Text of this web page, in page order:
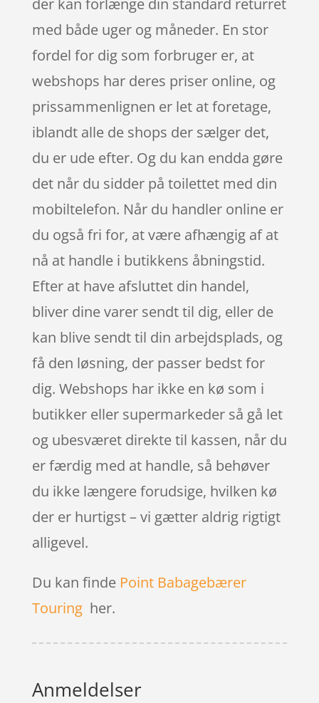
med både uger og måneder. En stor
fordel for dig som forbruger er, at
webshops har deres priser online, og
prissammenlignen er let at foretage,
iblandt alle de shops der sælger det,
du er ude efter. Og du kan endda gøre
det når du sidder på toilettet med din
mobiltelefon. Når du handler online er
du også fri for, at være afhængig af at
nå at handle i butikkens åbningstid.
Efter at have afsluttet din handel,
bliver dine varer sendt til dig, eller de
kan blive sendt til din arbejdsplads, og
få den løsning, der passer bedst for
dig. Webshops har ikke en kø som i
butikker eller supermarkeder så gå let
og ubesværet direkte til kassen, når du
er færdig med at handle, så behøver
du ikke længere forudsige, hvilken kø
der er hurtigst – vi gætter aldrig rigtigt
alligevel.
Du kan finde Point Babagebærer
Touringher.
Anmeldelser